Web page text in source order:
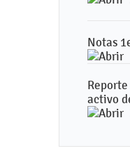
Notas
activo